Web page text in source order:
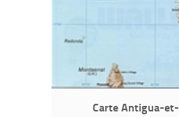
Carte Antigua-